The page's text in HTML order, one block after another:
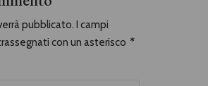
pubblicato. I campi
con un asterisco *